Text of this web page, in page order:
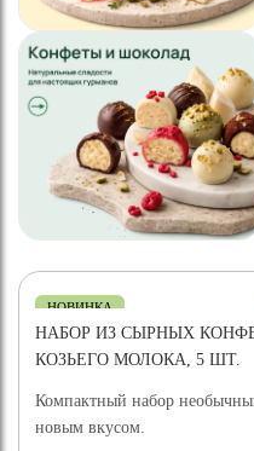
НОВИНКА
НАБОР ИЗ СЫРНЫХ
КОЗЬЕГО МОЛОКА, 5 ШТ.
Компактный набор
новым вкусом.